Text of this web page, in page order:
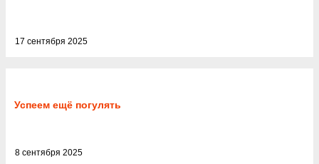
17 сентября 2025
Успеем ещё погулять
8 сентября 2025